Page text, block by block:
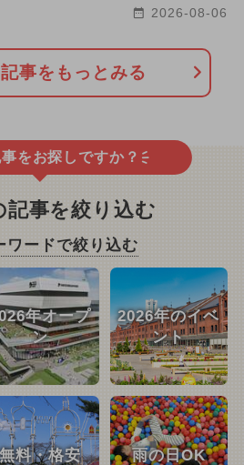
2026-08-06
事をもっとみる
をお探しですか？
記事を絞り込む
ワードで絞り込む
年オープ
ン
2026年のイベ
ント
無料・格安 雨の日OK